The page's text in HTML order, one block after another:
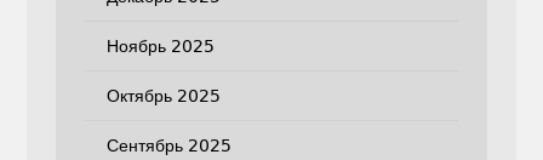
Ноябрь 2025
Октябрь 2025
Сентябрь 2025